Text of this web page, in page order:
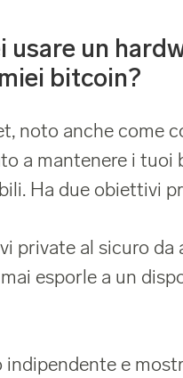
usare un
bitcoin?
noto anche come
a mantenere i
Ha due obiettivi
private al sicuro da
esporle a un
e